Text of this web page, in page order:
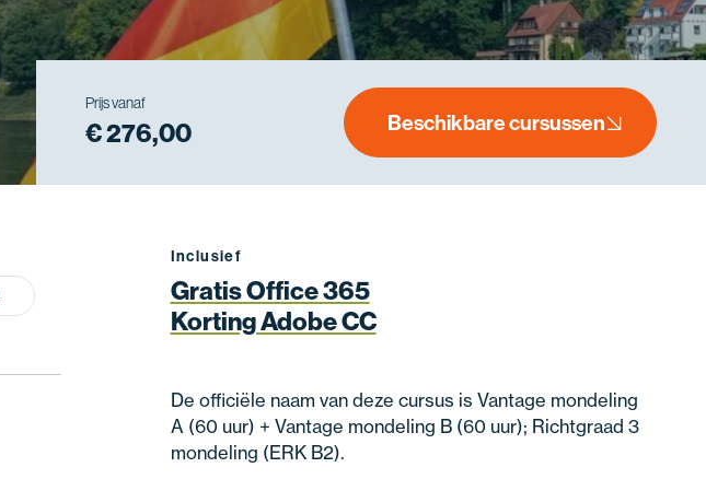
Prijs vanaf
€ 276,00 Beschikbare cursussen
Inclusief
Gratis Office 365
Korting Adobe CC
De officiële naam van deze cursus is Vantage mondeling
A (60 uur) + Vantage mondeling B (60 uur); Richtgraad 3
mondeling (ERK B2).